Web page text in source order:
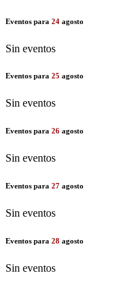
Eventos para 24 agosto
Sin eventos
Eventos para 25 agosto
Sin eventos
Eventos para 26 agosto
Sin eventos
Eventos para 27 agosto
Sin eventos
Eventos para 28 agosto
Sin eventos